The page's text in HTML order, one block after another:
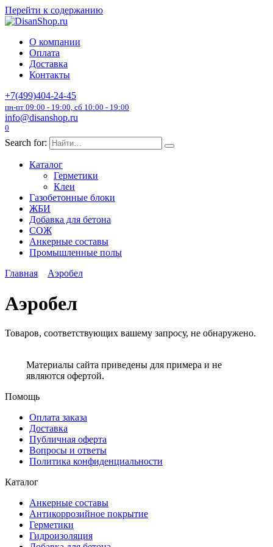
Перейти к содержанию
О компании
Оплата
Доставка
Контакты
+7(499)404-24-45
пн-пт 09:00 - 19:00, сб 10:00 - 19:00
info@disanshop.ru
0
Search for:
Каталог
Герметики
Клеи
Газобетонные блоки
ЖБИ
Добавка для бетона
СОЖ
Анкерные составы
Промышленные полы
Главная
Аэробел
Аэробел
Товаров, соответствующих вашему запросу, не обнаружено.
Материалы сайта приведены для примера и не
являются офертой.
Помощь
Оплата заказа
Доставка
Публичная оферта
Вопросы и ответы
Политика конфиденциальности
Каталог
Анкерные составы
Антикоррозийное покрытие
Герметики
Гидроизоляция